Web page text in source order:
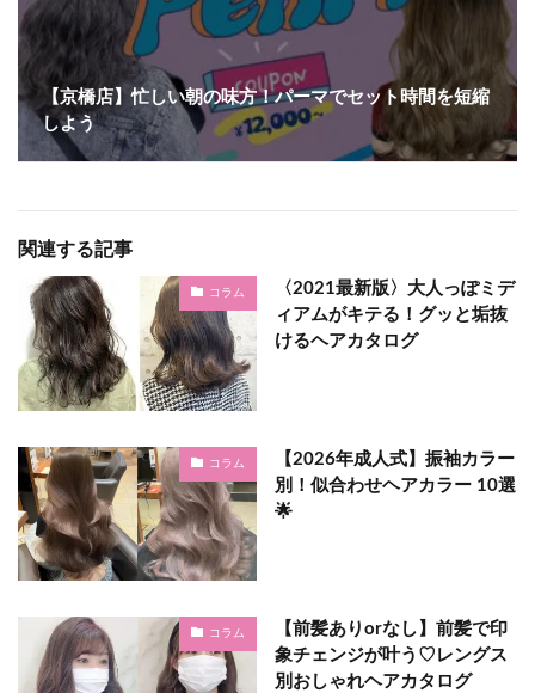
【京橋店】忙しい朝の味方！パーマでセット時間を短縮
しよう♩
関連する記事
コラム
〈2021最新版〉大人っぽミデ
ィアムがキテる！グッと垢抜
けるヘアカタログ
コラム
【2026年成人式】振袖カラー
別！似合わせヘアカラー 10選
🌟
コラム
【前髪ありorなし】前髪で印
象チェンジが叶う♡レングス
別おしゃれヘアカタログ